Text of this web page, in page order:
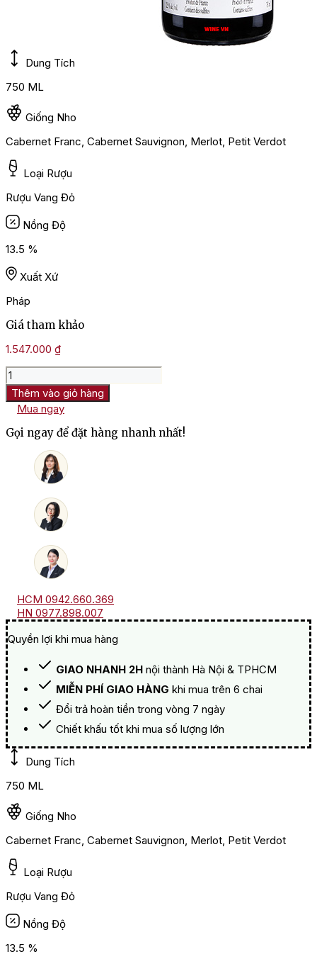
Dung Tích
750 ML
Giống Nho
Cabernet Franc, Cabernet Sauvignon, Merlot, Petit Verdot
Loại Rượu
Rượu Vang Đỏ
Nồng Độ
13.5 %
Xuất Xứ
Pháp
Giá tham khảo
1.547.000 ₫
Rượu
Vang
Pháp
Domaine
Vacheron
Sancerre
Thêm vào giỏ hàng
Mua ngay
Gọi ngay để đặt hàng nhanh nhất!
HCM 0942.660.369
HN 0977.898.007
Quyền lợi khi mua hàng
GIAO NHANH 2H nội thành Hà Nội & TPHCM
MIỄN PHÍ GIAO HÀNG khi mua trên 6 chai
Đổi trả hoàn tiền trong vòng 7 ngày
Chiết khấu tốt khi mua số lượng lớn
Dung Tích
750 ML
Giống Nho
Cabernet Franc, Cabernet Sauvignon, Merlot, Petit Verdot
Loại Rượu
Rượu Vang Đỏ
Nồng Độ
13.5 %